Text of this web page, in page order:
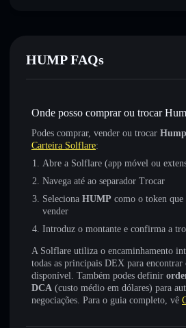
HUMP FAQs
Onde posso comprar ou trocar
Podes comprar, vender ou trocar Hump
Carteira Solflare:
Abre a Solflare (app móvel ou
Navega até ao separador Trocar
Seleciona HUMP como o token que
vender
Introduz o montante e confirma a
A Solflare utiliza o encaminhamento
todas as principais DEX para
disponível. Também podes definir
DCA (custo médio em dólares) para
negociações. Para o guia completo, vê